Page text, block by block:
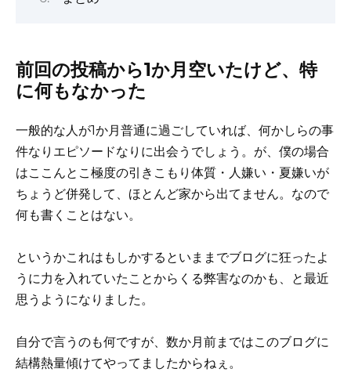
前回の投稿から1か月空いたけど、特
に何もなかった
一般的な人が1か月普通に過ごしていれば、何かしらの事
件なりエピソードなりに出会うでしょう。が、僕の場合
はここんとこ極度の引きこもり体質・人嫌い・夏嫌いが
ちょうど併発して、ほとんど家から出てません。なので
何も書くことはない。
というかこれはもしかするといままでブログに狂ったよ
うに力を入れていたことからくる弊害なのかも、と最近
思うようになりました。
自分で言うのも何ですが、数か月前まではこのブログに
結構熱量傾けてやってましたからねぇ。